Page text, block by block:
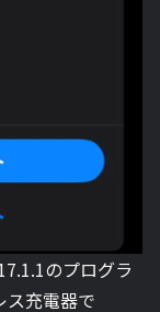
のプログラ
ス充電器で